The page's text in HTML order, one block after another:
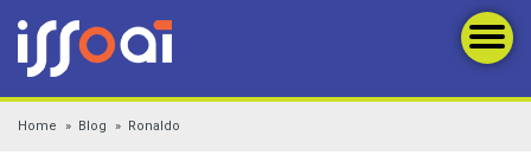
Home Blog Ronaldo